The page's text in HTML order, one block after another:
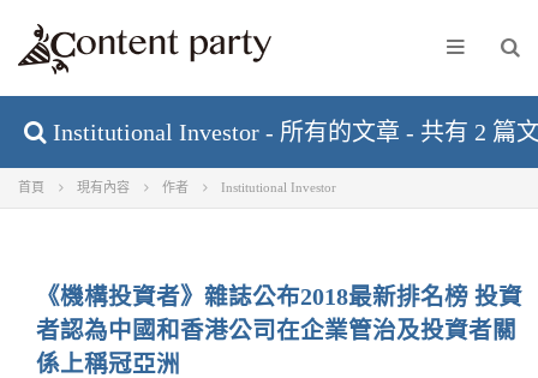
Institutional Investor - 所有的文章 - 共有 2 篇
首頁 現有內容 作者 Institutional Investor
《機構投資者》雜誌公布2018最新排名榜 投資
者認為中國和香港公司在企業管治及投資者關
係上稱冠亞洲